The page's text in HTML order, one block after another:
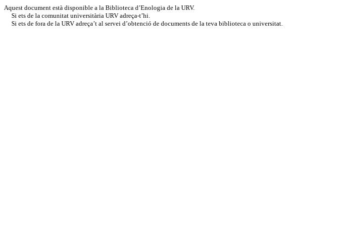
Aquest document està disponible a la Biblioteca d’Enologia de la URV.
Si ets de la comunitat universitària URV adreça-t’hi.
Si ets de fora de la URV adreça’t al servei d’obtenció de documents de la teva biblioteca o universitat.